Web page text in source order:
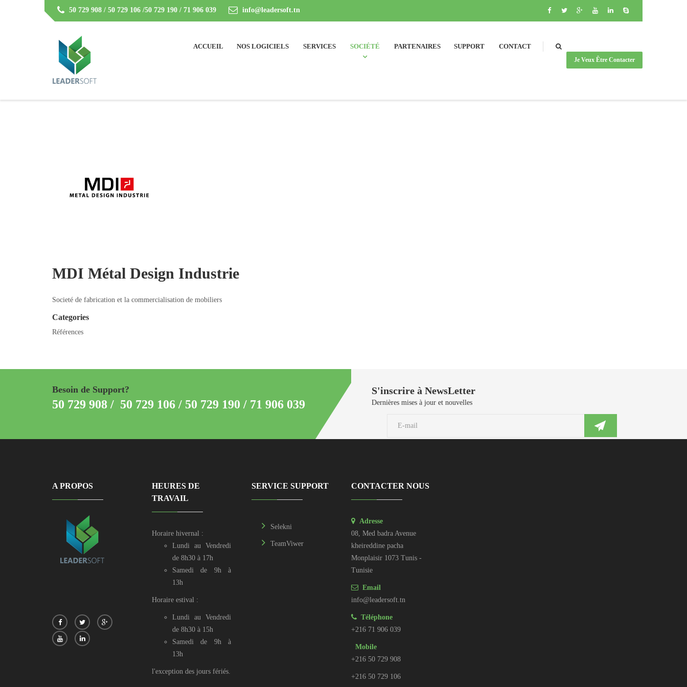
50 729 908 / 50 729 106 /50 729 190 / 71 906 039 info@leadersoft.tn
ACCUEIL NOS LOGICIELS SERVICES SOCIÉTÉ PARTENAIRES SUPPORT CONTACT
SEARCH
Je Veux Être Contacter
MDI Métal Design Industrie
Societé de fabrication et la commercialisation de mobiliers
Categories
Références
Besoin de Support?
50 729 908 / 50 729 106 / 50 729 190 / 71 906 039
S'inscrire à NewsLetter
Dernières mises à jour et nouvelles
A PROPOS
HEURES DE
TRAVAIL
Horaire hivernal :
Lundi au Vendredi
de 8h30 à 17h
Samedi de 9h à
13h
Horaire estival :
Lundi au Vendredi
de 8h30 à 15h
Samedi de 9h à
13h
l'exception des jours fériés.
SERVICE SUPPORT
Selekni
TeamViwer
CONTACTER NOUS
Adresse
08, Med badra Avenue
kheireddine pacha
Monplaisir 1073 Tunis -
Tunisie
Email
info@leadersoft.tn
Téléphone
+216 71 906 039
Mobile
+216 50 729 908
+216 50 729 106